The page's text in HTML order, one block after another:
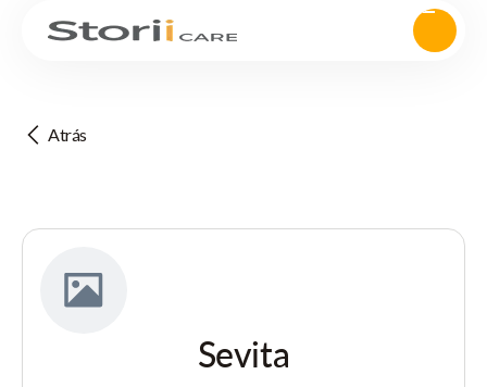
Atrás
Sevita